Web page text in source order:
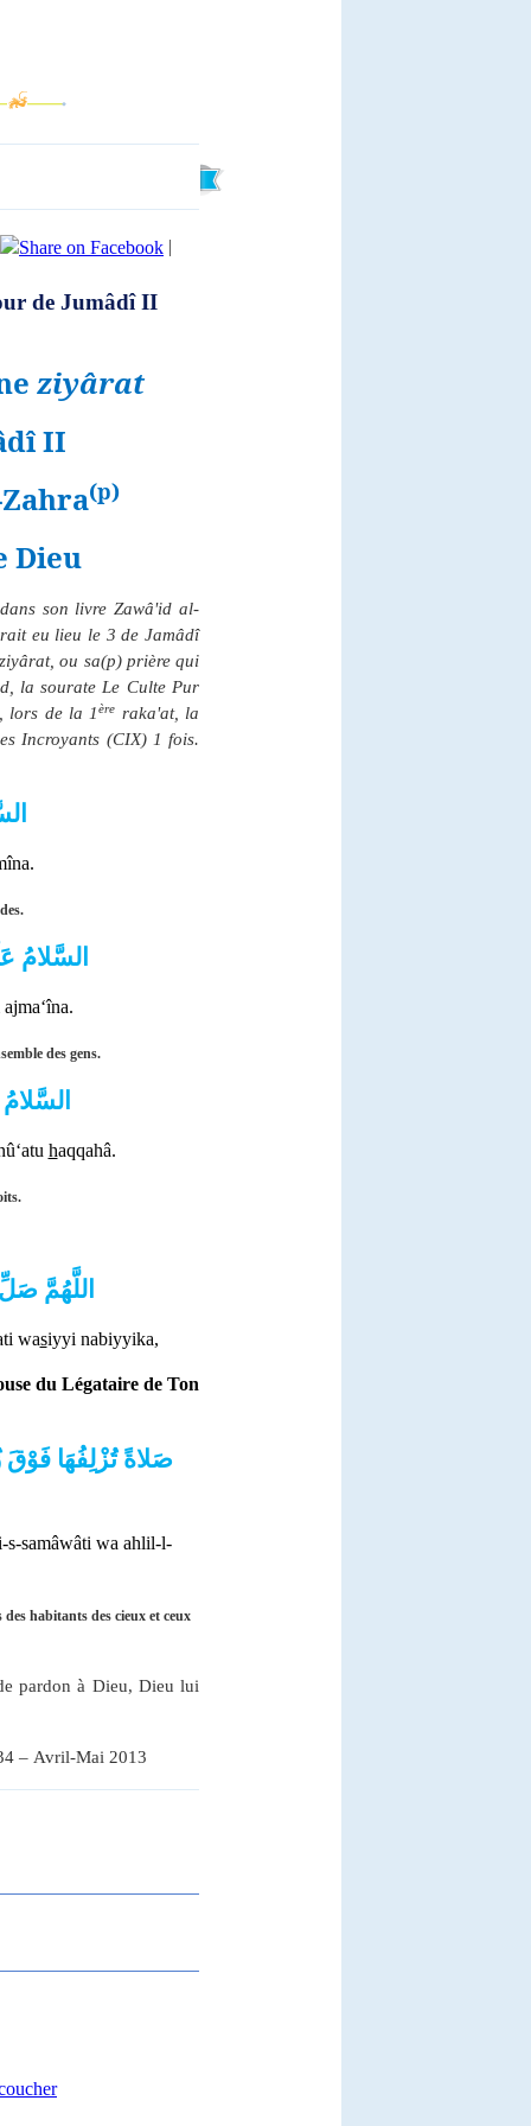
|
de Jumâdî II
ziyârat
II
(p)
Dieu
son livre Zawâ'id al-
eu lieu le 3 de Jamâdî
ou sa(p) prière qui
la sourate Le Culte Pur
lors de la 1ère raka'at, la
Incroyants (CIX) 1 fois.
السَّلامُ
des gens.
haqqahâ.
اللَّهُمَّ
wasiyyi nabiyyika,
du Légataire de Ton
صَلاةً تُزْلِفُهَا
s-samâwâti wa ahlil-l-
habitants des cieux et ceux
pardon à Dieu, Dieu lui
– Avril-Mai 2013